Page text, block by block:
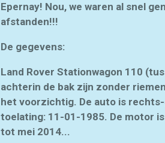
Epernay! Nou, we waren al snel
afstanden!!!
De gegevens:
Land Rover Stationwagon 110
achterin de bak zijn zonder
het voorzichtig. De auto is
toelating: 11-01-1985. De motor
tot mei 2014...